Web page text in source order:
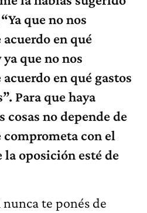
que no nos
en qué
que no nos
en qué gastos
Para que haya
cosas no depende de
comprometa con el
la oposición esté de
te ponés de